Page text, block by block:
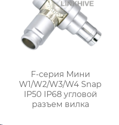
F-серия Мини
W1/W2/W3/W4 Snap
IP50 IP68 угловой
разъем вилка